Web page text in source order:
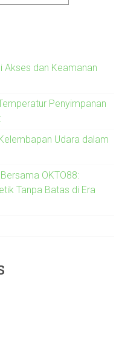
Akses dan Keamanan
Penyimpanan
Udara dalam
OKTO88:
Tanpa Batas di Era